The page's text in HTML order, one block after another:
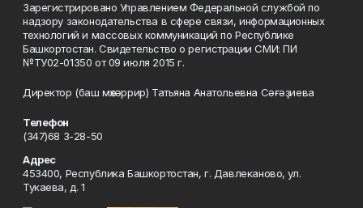
Зарегистрировано Управлением Федеральной службой по
надзору законодательства в сфере связи, информационных
технологий и массовых коммуникаций по Республике
Башкортостан. Свидетельство о регистрации СМИ: ПИ
№ТУ02-01350 от 09 июля 2015 г.
Директор (баш мөхәррир) Татьяна Анатольевна Сәғәҙиева
Телефон
(347)68 3-28-50
Адрес
453400, Республика Башкортостан, г. Давлеканово, ул.
Тукаева, д. 1